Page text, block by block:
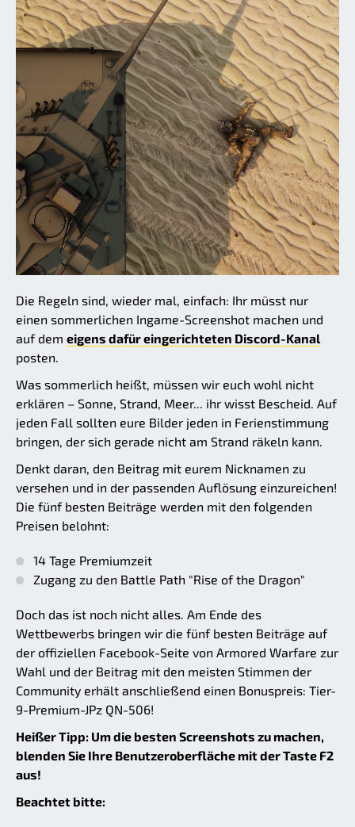
Die Regeln sind, wieder mal, einfach: Ihr müsst nur
einen sommerlichen Ingame-Screenshot machen und
auf dem eigens dafür eingerichteten Discord-Kanal
posten.
Was sommerlich heißt, müssen wir euch wohl nicht
erklären – Sonne, Strand, Meer... ihr wisst Bescheid. Auf
jeden Fall sollten eure Bilder jeden in Ferienstimmung
bringen, der sich gerade nicht am Strand räkeln kann.
Denkt daran, den Beitrag mit eurem Nicknamen zu
versehen und in der passenden Auflösung einzureichen!
Die fünf besten Beiträge werden mit den folgenden
Preisen belohnt:
14 Tage Premiumzeit
Zugang zu den Battle Path "Rise of the Dragon"
Doch das ist noch nicht alles. Am Ende des
Wettbewerbs bringen wir die fünf besten Beiträge auf
der offiziellen Facebook-Seite von Armored Warfare zur
Wahl und der Beitrag mit den meisten Stimmen der
Community erhält anschließend einen Bonuspreis: Tier-
9-Premium-JPz QN-506!
Heißer Tipp: Um die besten Screenshots zu machen,
blenden Sie Ihre Benutzeroberfläche mit der Taste F2
aus!
Beachtet bitte: